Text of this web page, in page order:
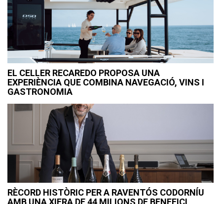
EL CELLER RECAREDO PROPOSA UNA
EXPERIÈNCIA QUE COMBINA NAVEGACIÓ, VINS I
GASTRONOMIA
RÈCORD HISTÒRIC PER A RAVENTÓS CODORNÍU
AMB UNA XIFRA DE 44 MILIONS DE BENEFICI